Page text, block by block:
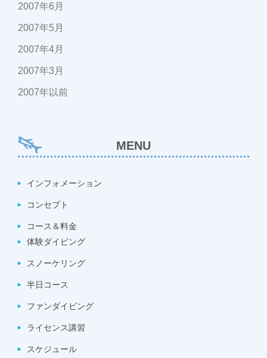
2007年6月
2007年5月
2007年4月
2007年3月
2007年以前
MENU
インフォメーション
コンセプト
コース＆料金
体験ダイビング
スノーケリング
半日コース
ファンダイビング
ライセンス講習
スケジュール